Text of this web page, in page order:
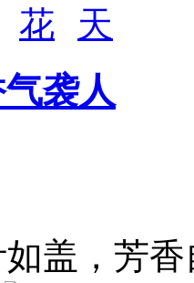
袭人
盖，芳